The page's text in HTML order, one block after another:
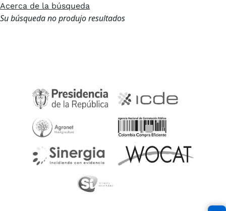
Acerca de la búsqueda
Su búsqueda no produjo resultados